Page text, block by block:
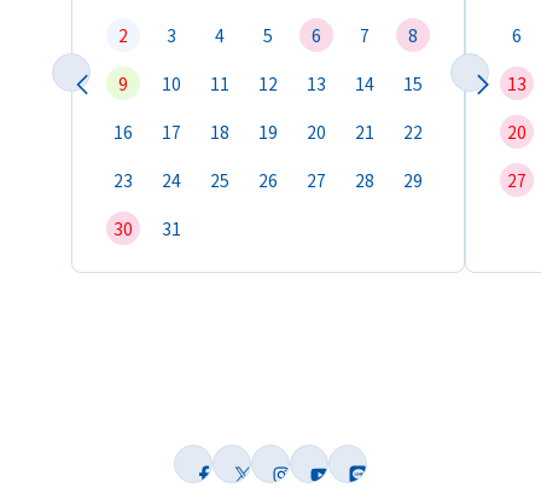
2
3 4 5 6 7
8
9
10 11 12 13 14
15
16
17 18 19 20 21
22
23
24 25 26 27 28
29
30
31
6
13
20
27